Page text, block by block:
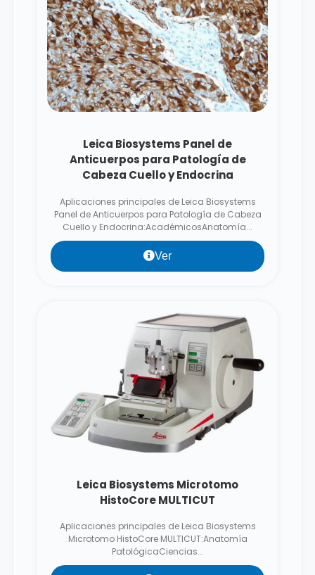
Leica Biosystems Panel de
Anticuerpos para Patología de
Cabeza Cuello y Endocrina
Aplicaciones principales de Leica Biosystems
Panel de Anticuerpos para Patología de Cabeza
Cuello y Endocrina:AcadémicosAnatomía...
Ver
Leica Biosystems Microtomo
HistoCore MULTICUT
Aplicaciones principales de Leica Biosystems
Microtomo HistoCore MULTICUT:Anatomía
PatológicaCiencias...